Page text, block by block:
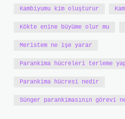
Kambiyumu kim oluşturur
Kökte enine büyüme olur mu
Meristem ne işe yarar
Parankima hücreleri terleme
Parankima hücresi nedir
Sünger parankimasının görevi